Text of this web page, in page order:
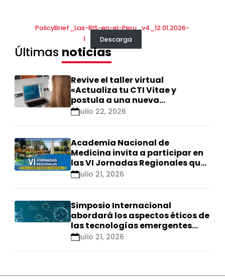
PolicyBrief_Las-RIS-en-el-Peru_v4_12.01.2026-
1
Descarga
Últimas noticias
Revive el taller virtual
«Actualiza tu CTI Vitae y
postula a una nueva
calificación Renacyt»
julio 22, 2026
Academia Nacional de
Medicina invita a participar en
las VI Jornadas Regionales que
se realizarán en Ica
julio 21, 2026
Simposio Internacional
abordará los aspectos éticos de
las tecnologías emergentes
para el control de
julio 21, 2026